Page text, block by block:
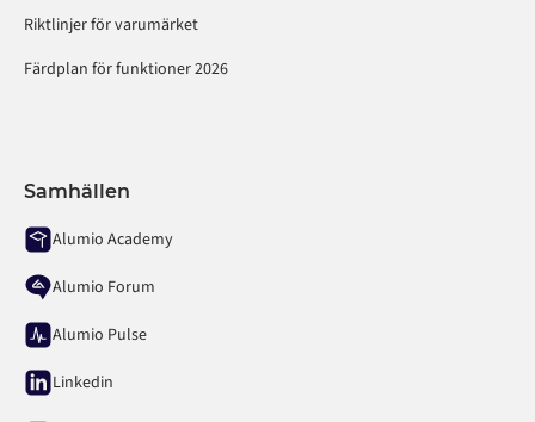
Riktlinjer för varumärket
Färdplan för funktioner 2026
Samhällen
Alumio Academy
Alumio Forum
Alumio Pulse
Linkedin